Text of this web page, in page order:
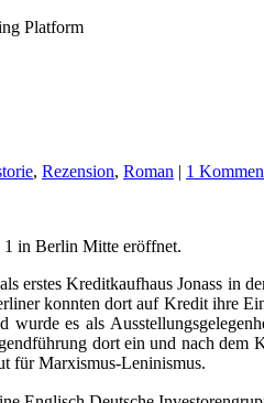
Platform
, Rezension, Roman | 1
1 in Berlin Mitte eröffnet.
erstes Kreditkaufhaus Jonass in
konnten dort auf Kredit ihre
wurde es als
dort ein und nach
für Marxismus-Leninismus.